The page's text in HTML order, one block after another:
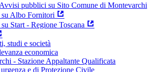
pubblici su Sito Comune di Montevarchi
Albo Fornitori
Start - Regione Toscana
studi e società
economica
- Stazione Appaltante Qualificata
e di Protezione Civile